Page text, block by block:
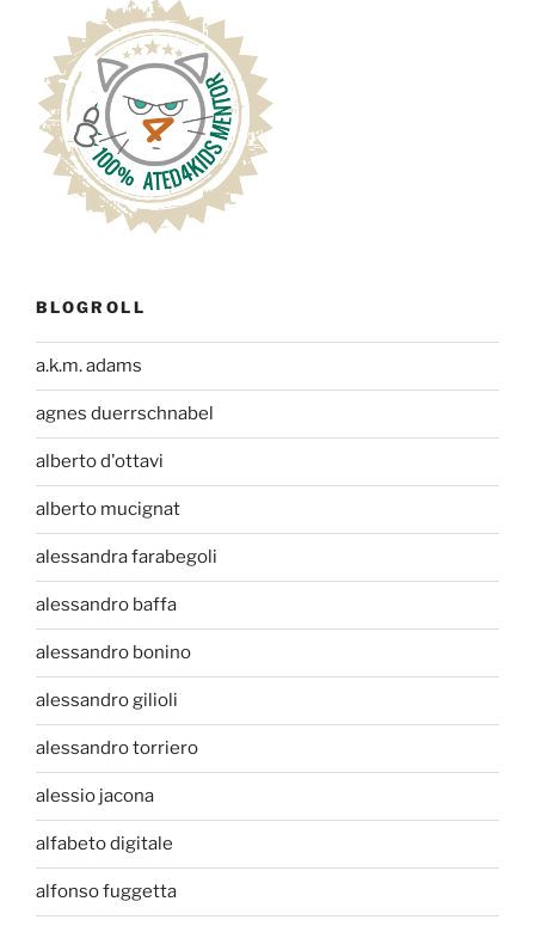
BLOGROLL
a.k.m. adams
agnes duerrschnabel
alberto d'ottavi
alberto mucignat
alessandra farabegoli
alessandro baffa
alessandro bonino
alessandro gilioli
alessandro torriero
alessio jacona
alfabeto digitale
alfonso fuggetta